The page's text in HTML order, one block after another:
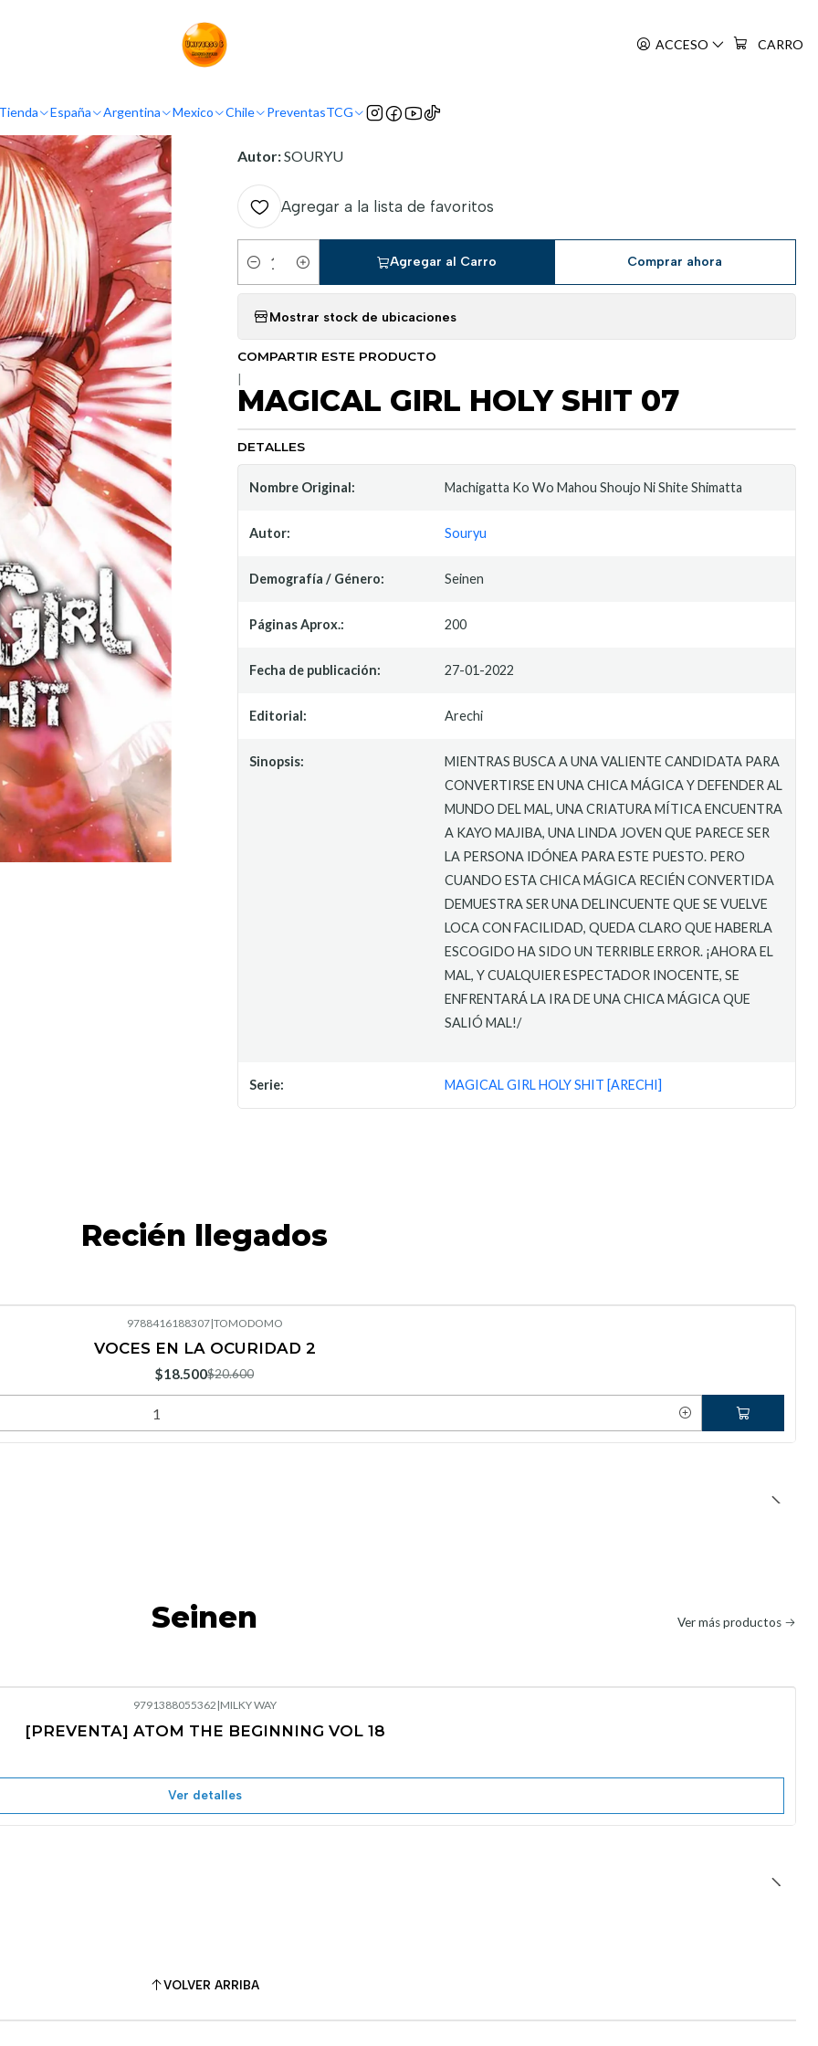
ACCESO CARRO
Tienda España Argentina Mexico Chile PreventasTCG
Nombre original:Machigatta Ko Wo Mahou Shoujo Ni Shite Shimatta
Autor:SOURYU
Agregar a la lista de favoritos
Cantidad
Agregar al Carro Comprar ahora
Mostrar stock de ubicaciones
COMPARTIR ESTE PRODUCTO
MAGICAL GIRL HOLY SHIT 07
DETALLES
Nombre Original: Machigatta Ko Wo Mahou Shoujo Ni Shite Shimatta
Autor: Souryu
Demografía / Género: Seinen
Páginas Aprox.: 200
Fecha de publicación: 27-01-2022
Editorial: Arechi
Sinopsis:
MIENTRAS BUSCA A UNA VALIENTE CANDIDATA PARA
CONVERTIRSE EN UNA CHICA MÁGICA Y DEFENDER AL
MUNDO DEL MAL, UNA CRIATURA MÍTICA ENCUENTRA
A KAYO MAJIBA, UNA LINDA JOVEN QUE PARECE SER
LA PERSONA IDÓNEA PARA ESTE PUESTO. PERO
CUANDO ESTA CHICA MÁGICA RECIÉN CONVERTIDA
DEMUESTRA SER UNA DELINCUENTE QUE SE VUELVE
LOCA CON FACILIDAD, QUEDA CLARO QUE HABERLA
ESCOGIDO HA SIDO UN TERRIBLE ERROR. ¡AHORA EL
MAL, Y CUALQUIER ESPECTADOR INOCENTE, SE
ENFRENTARÁ LA IRA DE UNA CHICA MÁGICA QUE
SALIÓ MAL!/
Serie: MAGICAL GIRL HOLY SHIT [ARECHI]
Recién llegados
9788416188307|TOMODOMO
VOCES EN LA OCURIDAD 2
$18.500$20.600
Seinen Ver más productos
9791388055362 |MILKY WAY
[PREVENTA] ATOM THE BEGINNING VOL 18
Ver detalles
VOLVER ARRIBA